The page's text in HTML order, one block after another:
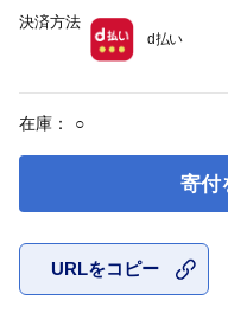
在庫： ○
寄付
URLをコピー
決済方法
d払い